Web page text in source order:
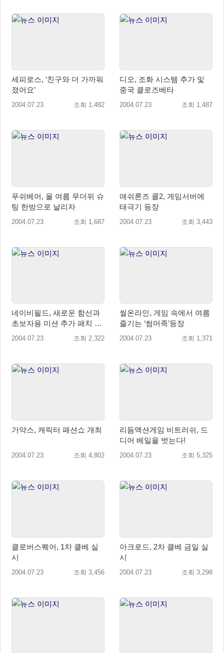
세피로스, ‘친구와 더 가까워
졌어요’
2004.07.23 조회 1,482
디오, 조화 시스템 추가 및
중국 클로즈베타
2004.07.23 조회 1,487
푸쉬베어, 올 여름 무더위 슈
팅 한방으로 날리자
2004.07.23 조회 1,687
애쉬론즈 콜2, 게임서버에
태극기 등장
2004.07.23 조회 3,443
네이비필드, 새로운 함선과
초보자용 미션 추가 패치 실
시
2004.07.23 조회 2,322
씰온라인, 게임 속에서 여름
즐기는 ‘썸머족’등장
2004.07.23 조회 1,371
가약스, 캐릭터 패션쇼 개최
2004.07.23 조회 4,802
리듬액션게임 비트러쉬, 드
디어 베일을 벗는다!
2004.07.23 조회 5,325
클로버스퀘어, 1차 클베 실
시
2004.07.23 조회 3,456
아크로드, 2차 클베 금일 실
시
2004.07.23 조회 3,298